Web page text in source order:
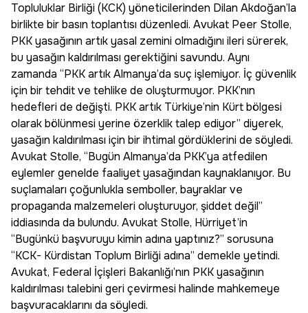
Topluluklar Birliği (KCK) yöneticilerinden Dilan Akdoğan’la
birlikte bir basın toplantısı düzenledi. Avukat Peer Stolle,
PKK yasağının artık yasal zemini olmadığını ileri sürerek,
bu yasağın kaldırılması gerektiğini savundu. Aynı
zamanda “PKK artık Almanya’da suç işlemiyor. İç güvenlik
için bir tehdit ve tehlike de oluşturmuyor. PKK’nın
hedefleri de değişti. PKK artık Türkiye’nin Kürt bölgesi
olarak bölünmesi yerine özerklik talep ediyor” diyerek,
yasağın kaldırılması için bir ihtimal gördüklerini de söyledi.
Avukat Stolle, “Bugün Almanya’da PKK’ya atfedilen
eylemler genelde faaliyet yasağından kaynaklanıyor. Bu
suçlamaları çoğunlukla semboller, bayraklar ve
propaganda malzemeleri oluşturuyor, şiddet değil”
iddiasında da bulundu. Avukat Stolle, Hürriyet’in
“Bugünkü başvuruyu kimin adına yaptınız?” sorusuna
“KCK- Kürdistan Toplum Birliği adına” demekle yetindi.
Avukat, Federal İçişleri Bakanlığı’nın PKK yasağının
kaldırılması talebini geri çevirmesi halinde mahkemeye
başvuracaklarını da söyledi.